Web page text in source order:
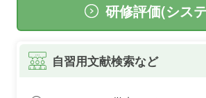
研修評価(シス
自習用文献検索など